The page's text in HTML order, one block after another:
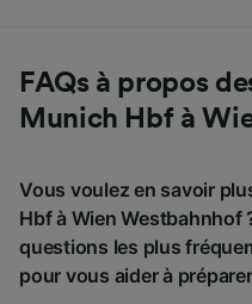
FAQs à propos
Munich Hbf à
Vous voulez en savoir
Hbf à Wien Westbahnhof
questions les plus
pour vous aider à